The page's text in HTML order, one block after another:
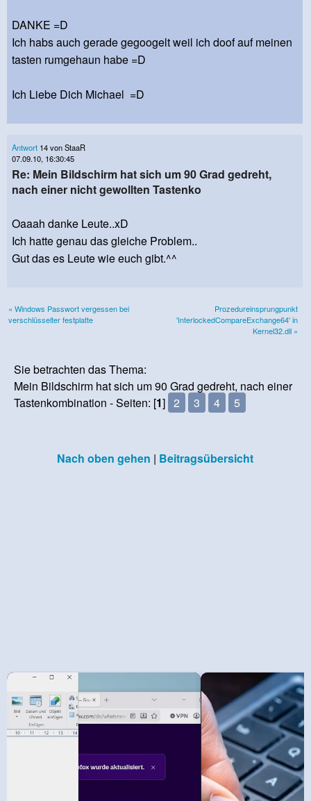
DANKE =D
Ich habs auch gerade gegoogelt weil ich doof auf meinen
tasten rumgehaun habe =D
Ich Liebe Dich Michael =D
Antwort 14 von StaaR
07.09.10, 16:30:45
Re: Mein Bildschirm hat sich um 90 Grad gedreht,
nach einer nicht gewollten Tastenko
Oaaah danke Leute..xD
Ich hatte genau das gleiche Problem..
Gut das es Leute wie euch gibt.^^
« Windows Passwort vergessen bei
verschlüsselter festplatte
Prozedureinsprungpunkt
'InterlockedCompareExchange64' in
Kernel32.dll »
Sie betrachten das Thema:
Mein Bildschirm hat sich um 90 Grad gedreht, nach einer
Tastenkombination - Seiten: [1] 2 3 4 5
Nach oben gehen | Beitragsübersicht